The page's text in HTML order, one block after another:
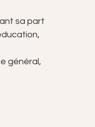
sa part
général,